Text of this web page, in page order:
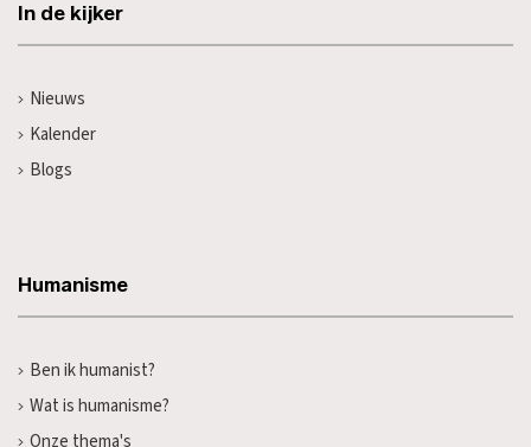
In de kijker
Nieuws
Kalender
Blogs
Humanisme
Ben ik humanist?
Wat is humanisme?
Onze thema's